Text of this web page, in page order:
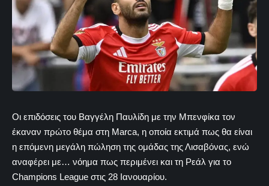
Οι επιδόσεις του Βαγγέλη Παυλίδη με την Μπενφίκα τον
έκαναν πρώτο θέμα στη Marca, η οποία εκτιμά πως θα είναι
η επόμενη μεγάλη πώληση της ομάδας της Λισαβόνας, ενώ
αναφέρει με… νόημα πως περιμένει και τη Ρεάλ για το
Champions League στις 28 Ιανουαρίου.